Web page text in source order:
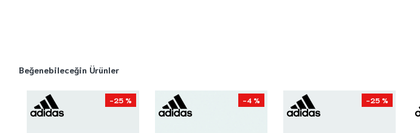
Beğenebileceğin Ürünler
-25 % -4 % -25 %